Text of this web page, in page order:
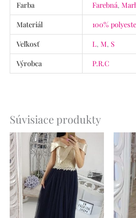
Farba Farebná,
Materiál
100%
Veľkosť
L, M, S
Výrobca
P.R.C
Súvisiace produkty